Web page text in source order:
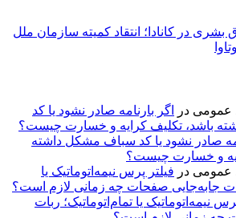
در کانادا؛ انتقاد کمیته سازمان ملل
عمومی در
اگر بارنامه صادر نشود یا کد
باشد، تکلیف کرایه و خسارت چیست؟
صادر نشود یا کد سباف مشکل داشته
و خسارت چیست؟
عمومی در فیلتر پرس نیمه‌اتوماتیک یا
جابه‌جایی صفحات چه زمانی لازم است؟
نیمه‌اتوماتیک یا تمام‌اتوماتیک؛ ربات